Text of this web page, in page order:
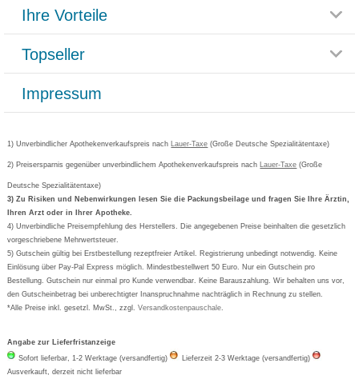
Häufig gestellte Fragen
Datenschutz
AGB
Cookie-Einstellungen
Vertrag widerrufen
Rücksendemöglichkeit
Paketlieferstatus
Versandkosten
Bestellschein ausfüllen
Newsletteranmeldung
Ihre Vorteile
Rezeptlieferung
Bonusprogramm
Gutschein und Rabatte
Kundenbewertung
Topseller
Grippostad
Bepanthen
Formoline
Wick
Eucerin
Basica
Impressum
1) Unverbindlicher Apothekenverkaufspreis nach Lauer-Taxe (Große Deutsche Spezialitätentaxe)
2) Preisersparnis gegenüber unverbindlichem Apothekenverkaufspreis nach Lauer-Taxe (Große
Deutsche Spezialitätentaxe)
3) Zu Risiken und Nebenwirkungen lesen Sie die Packungsbeilage und fragen Sie Ihre Ärztin,
Ihren Arzt oder in Ihrer Apotheke.
4) Unverbindliche Preisempfehlung des Herstellers. Die angegebenen Preise beinhalten die gesetzlich
vorgeschriebene Mehrwertsteuer.
5) Gutschein gültig bei Erstbestellung rezeptfreier Artikel. Registrierung unbedingt notwendig. Keine
Einlösung über Pay-Pal Express möglich. Mindestbestellwert 50 Euro. Nur ein Gutschein pro
Bestellung. Gutschein nur einmal pro Kunde verwendbar. Keine Barauszahlung. Wir behalten uns vor,
den Gutscheinbetrag bei unberechtigter Inanspruchnahme nachträglich in Rechnung zu stellen.
*Alle Preise inkl. gesetzl. MwSt., zzgl.Versandkostenpauschale
Angabe zur Lieferfristanzeige
Sofort lieferbar, 1-2 Werktage (versandfertig)
Lieferzeit 2-3 Werktage (versandfertig)
Ausverkauft, derzeit nicht lieferbar